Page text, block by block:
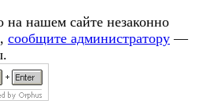
нашем сайте незаконно
сообщите администратору —